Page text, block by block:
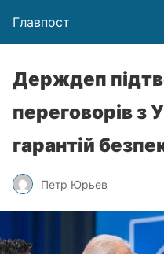
Главпост
Держдеп
переговорів з
гарантій
Петр Юрьев